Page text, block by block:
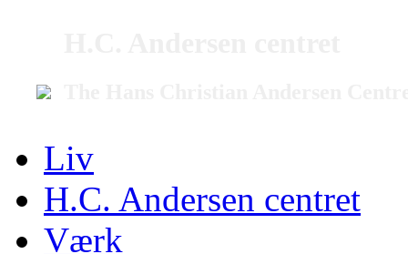
Liv
H.C. Andersen centret
Værk